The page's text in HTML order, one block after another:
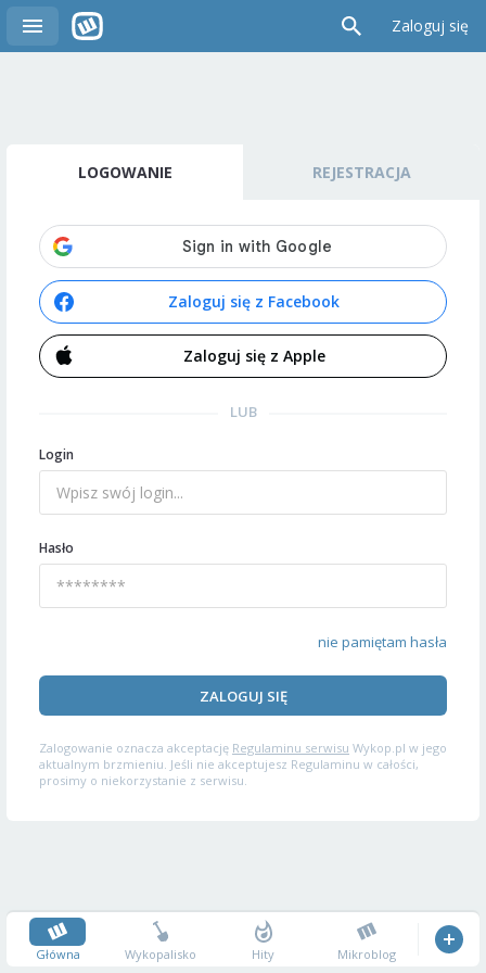
Zaloguj się
LOGOWANIE REJESTRACJA
Zaloguj się z Facebook
Zaloguj się z Apple
LUB
Login
Hasło
nie pamiętam hasła
ZALOGUJ SIĘ
Zalogowanie oznacza akceptację Regulaminu serwisu Wykop.pl w jego
aktualnym brzmieniu. Jeśli nie akceptujesz Regulaminu w całości,
prosimy o niekorzystanie z serwisu.
Główna Wykopalisko Hity Mikroblog